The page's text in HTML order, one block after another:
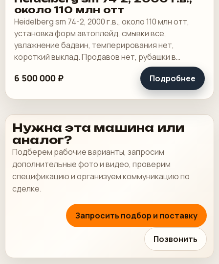
около 110 млн отт
Heidelberg sm 74-2, 2000 г.в., около 110 млн отт,
установка форм автоплейд, смывки все,
увлажнение бадвин, темперирования нет,
короткий выклад. Продавов нет, рубашки в
хорошем состоянии, таскалки и цепи в хорошем.
6 500 000 ₽ Подробнее
Нужна эта машина или
аналог?
Подберем рабочие варианты, запросим
дополнительные фото и видео, проверим
спецификацию и организуем коммуникацию по
сделке.
Запросить подбор и поставку
Позвонить